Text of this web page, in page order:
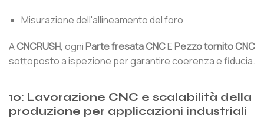
Misurazione dell'allineamento del foro
ACNCRUSH, ogniParte fresata CNCEPezzo tornito CNC
sottoposto a ispezione per garantire coerenza e fiducia.
10: Lavorazione CNC e scalabilità della
produzione per applicazioni industriali